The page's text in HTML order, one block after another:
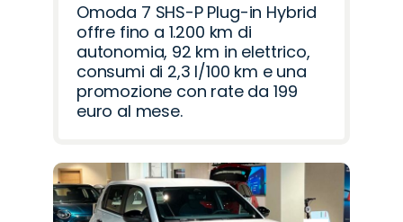
Omoda 7 SHS-P Plug-in Hybrid
offre fino a 1.200 km di
autonomia, 92 km in elettrico,
consumi di 2,3 l/100 km e una
promozione con rate da 199
euro al mese.